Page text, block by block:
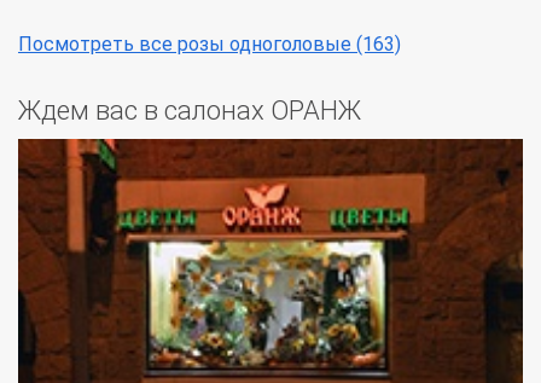
Посмотреть все розы одноголовые (163)
Ждем вас в салонах ОРАНЖ